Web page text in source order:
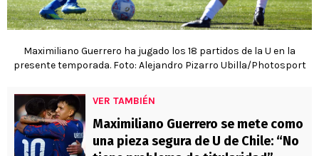
Maximiliano Guerrero ha jugado los 18 partidos de la U en la
presente temporada. Foto: Alejandro Pizarro Ubilla/Photosport
VER TAMBIÉN
Maximiliano Guerrero se mete como
una pieza segura de U de Chile: “No